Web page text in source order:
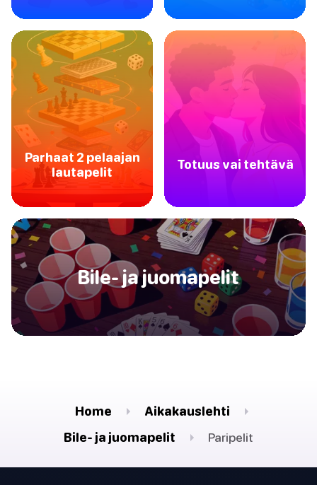
Parhaat 2 pelaajan
lautapelit
Totuus vai tehtävä
Bile- ja juomapelit
Home
Aikakauslehti
Bile- ja juomapelit
Paripelit